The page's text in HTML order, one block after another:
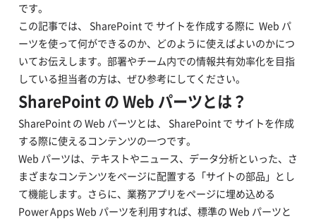
です。
この記事では、 SharePoint で サイトを作成する際に Web パ
ーツを使って何ができるのか、どのように使えばよいのかにつ
いてお伝えします。部署やチーム内での情報共有効率化を目指
している担当者の方は、ぜひ参考にしてください。
SharePoint の Web パーツとは？
SharePoint の Web パーツとは、 SharePoint で サイトを作成
する際に使えるコンテンツの一つです。
Web パーツは、テキストやニュース、データ分析といった、さ
まざまなコンテンツをページに配置する「サイトの部品」とし
て機能します。さらに、業務アプリをページに埋め込める
Power Apps Web パーツを利用すれば、標準の Web パーツと